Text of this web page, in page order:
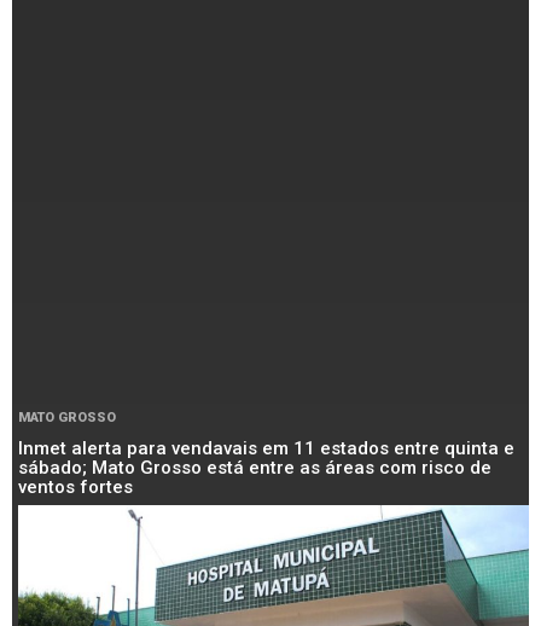
MATO GROSSO
Inmet alerta para vendavais em 11 estados entre quinta e
sábado; Mato Grosso está entre as áreas com risco de
ventos fortes